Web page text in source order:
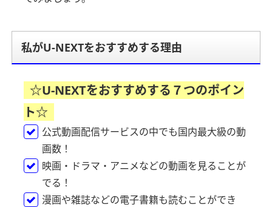
私がU-NEXTをおすすめする理由
☆U-NEXTをおすすめする７つのポイン
ト☆
公式動画配信サービスの中でも国内最大級の動
画数！
映画・ドラマ・アニメなどの動画を見ることが
でる！
漫画や雑誌などの電子書籍も読むことができ